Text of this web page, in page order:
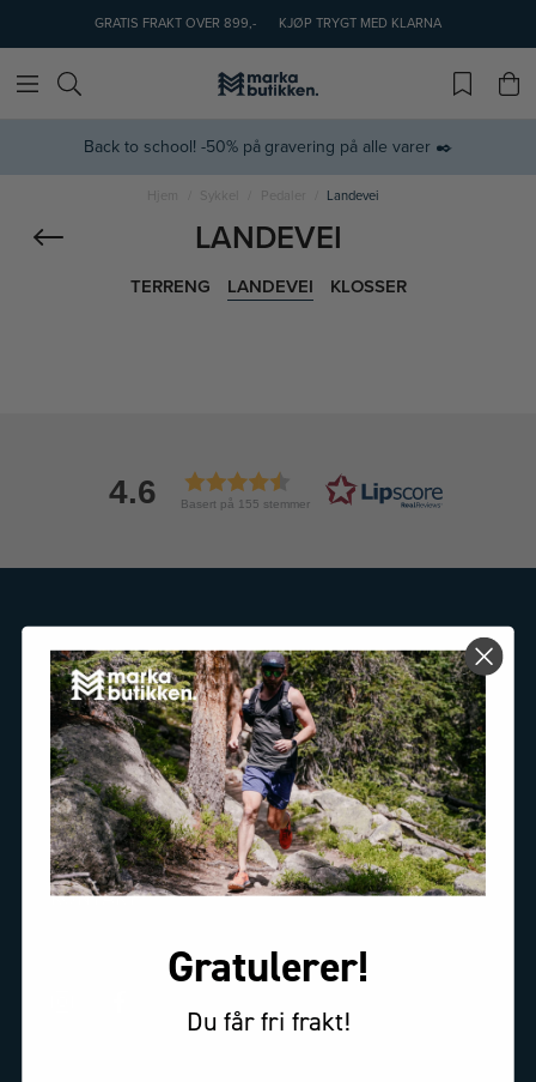
GRATIS FRAKT OVER 899,- KJØP TRYGT MED KLARNA
Back to school! -50% på gravering på alle varer ✒️
Hjem Sykkel Pedaler Landevei
LANDEVEI
TERRENG LANDEVEI KLOSSER
4.6 Basert på 155 stemmer
MARKABUTIKKEN.NO
OM OSS
Bedriftsinformasjon
KONTAKT
Gratulerer!
Du får fri frakt!